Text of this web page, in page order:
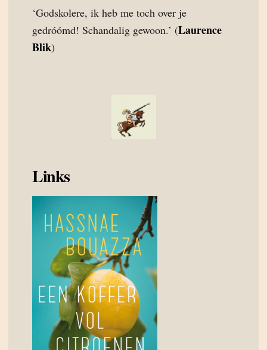
‘Godskolere, ik heb me toch over je
gedróómd! Schandalig gewoon.’ (Laurence
Blik)
Links